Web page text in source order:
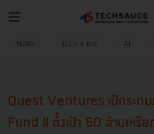
NEWS TECH & BIZ AI
Quest Ventures เปิดระด
Fund II ตั้งเป้า 50 ล้านเหรี